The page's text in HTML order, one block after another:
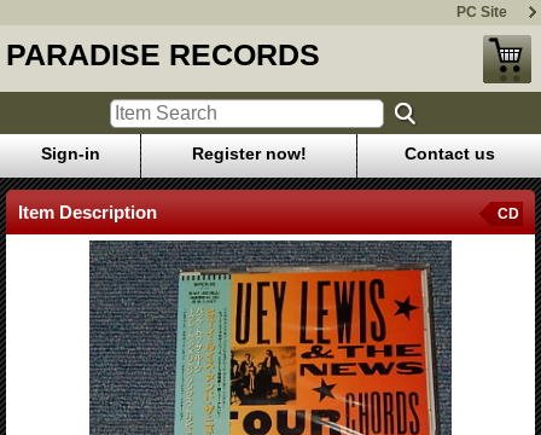
PC Site
PARADISE RECORDS
Sign-in Register now! Contact us
Item Description CD